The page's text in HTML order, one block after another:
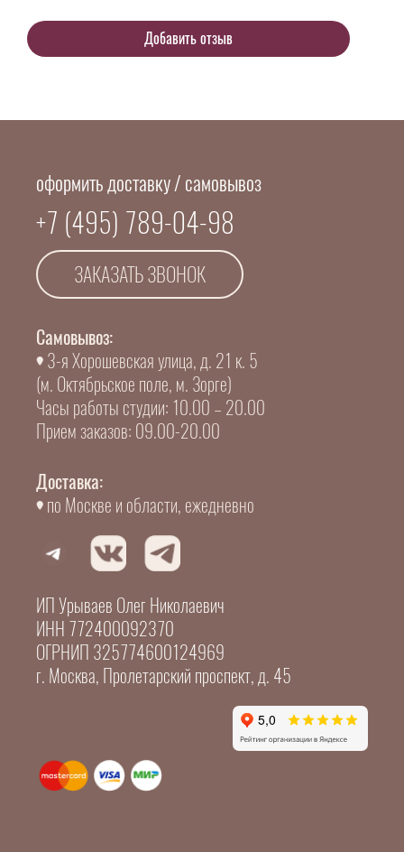
оформить доставку / самовывоз
+7 (495) 789-04-98
ЗАКАЗАТЬ ЗВОНОК
Самовывоз:
3-я Хорошевская улица, д. 21 к. 5
(м. Октябрьское поле, м. Зорге)
Часы работы студии: 10.00 – 20.00
Прием заказов: 09.00-20.00
Доставка:
по Москве и области, ежедневно
ИП Урываев Олег Николаевич
ИНН 772400092370
ОГРНИП 325774600124969
г. Москва, Пролетарский проспект, д. 45